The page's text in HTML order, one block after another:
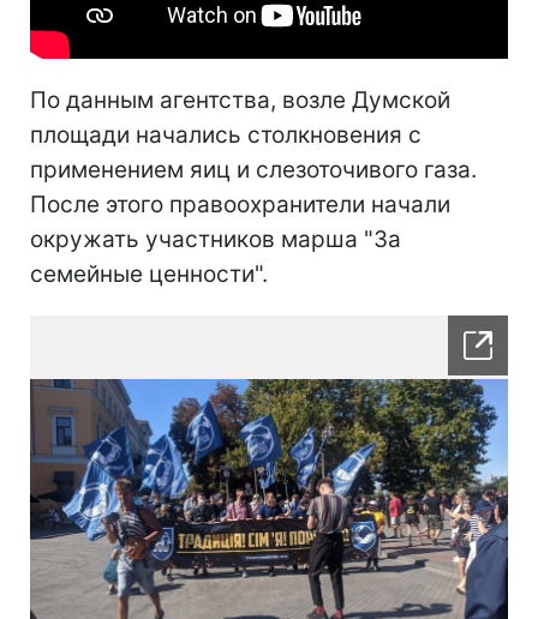
По данным агентства, возле Думской
площади начались столкновения с
применением яиц и слезоточивого газа.
После этого правоохранители начали
окружать участников марша "За
семейные ценности".